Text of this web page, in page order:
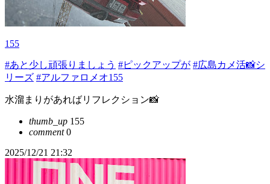
155
#あと少し頑張りましょう #ピックアップが #広島カメ活📸シ
リーズ #アルファロメオ155
水溜まりがあればリフレクション📸
thumb_up 155
comment0
2025/12/21 21:32